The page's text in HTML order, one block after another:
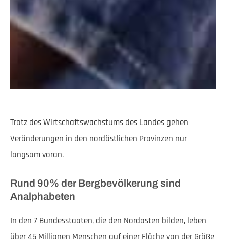
Trotz des Wirtschaftswachstums des Landes gehen
Veränderungen in den nordöstlichen Provinzen nur
langsam voran.
Rund 90% der Bergbevölkerung sind
Analphabeten
In den 7 Bundesstaaten, die den Nordosten bilden, leben
über 45 Millionen Menschen auf einer Fläche von der Größe